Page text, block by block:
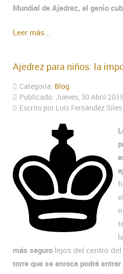
Mundial de Ajedrez, el genio
Leer más...
Ajedrez para niños: la
Categoría: Blog
Publicado: Jueves, 30 Abril
Escrito por Luís Fernández Siles
más seguro lejos del centro
torre que se enroca podrá